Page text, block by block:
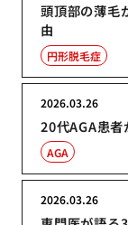
頭頂部の薄毛
由
円形脱毛症
20代AGA患
2026.03.26
AGA
2026.03.26